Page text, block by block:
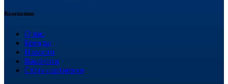
Компания
О нас
Бренды
Новости
Вакансии
Стать партнером